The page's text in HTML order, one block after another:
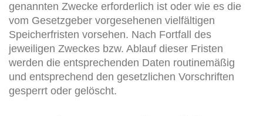
genannten Zwecke erforderlich ist oder wie es die
vom Gesetzgeber vorgesehenen vielfältigen
Speicherfristen vorsehen. Nach Fortfall des
jeweiligen Zweckes bzw. Ablauf dieser Fristen
werden die entsprechenden Daten routinemäßig
und entsprechend den gesetzlichen Vorschriften
gesperrt oder gelöscht.